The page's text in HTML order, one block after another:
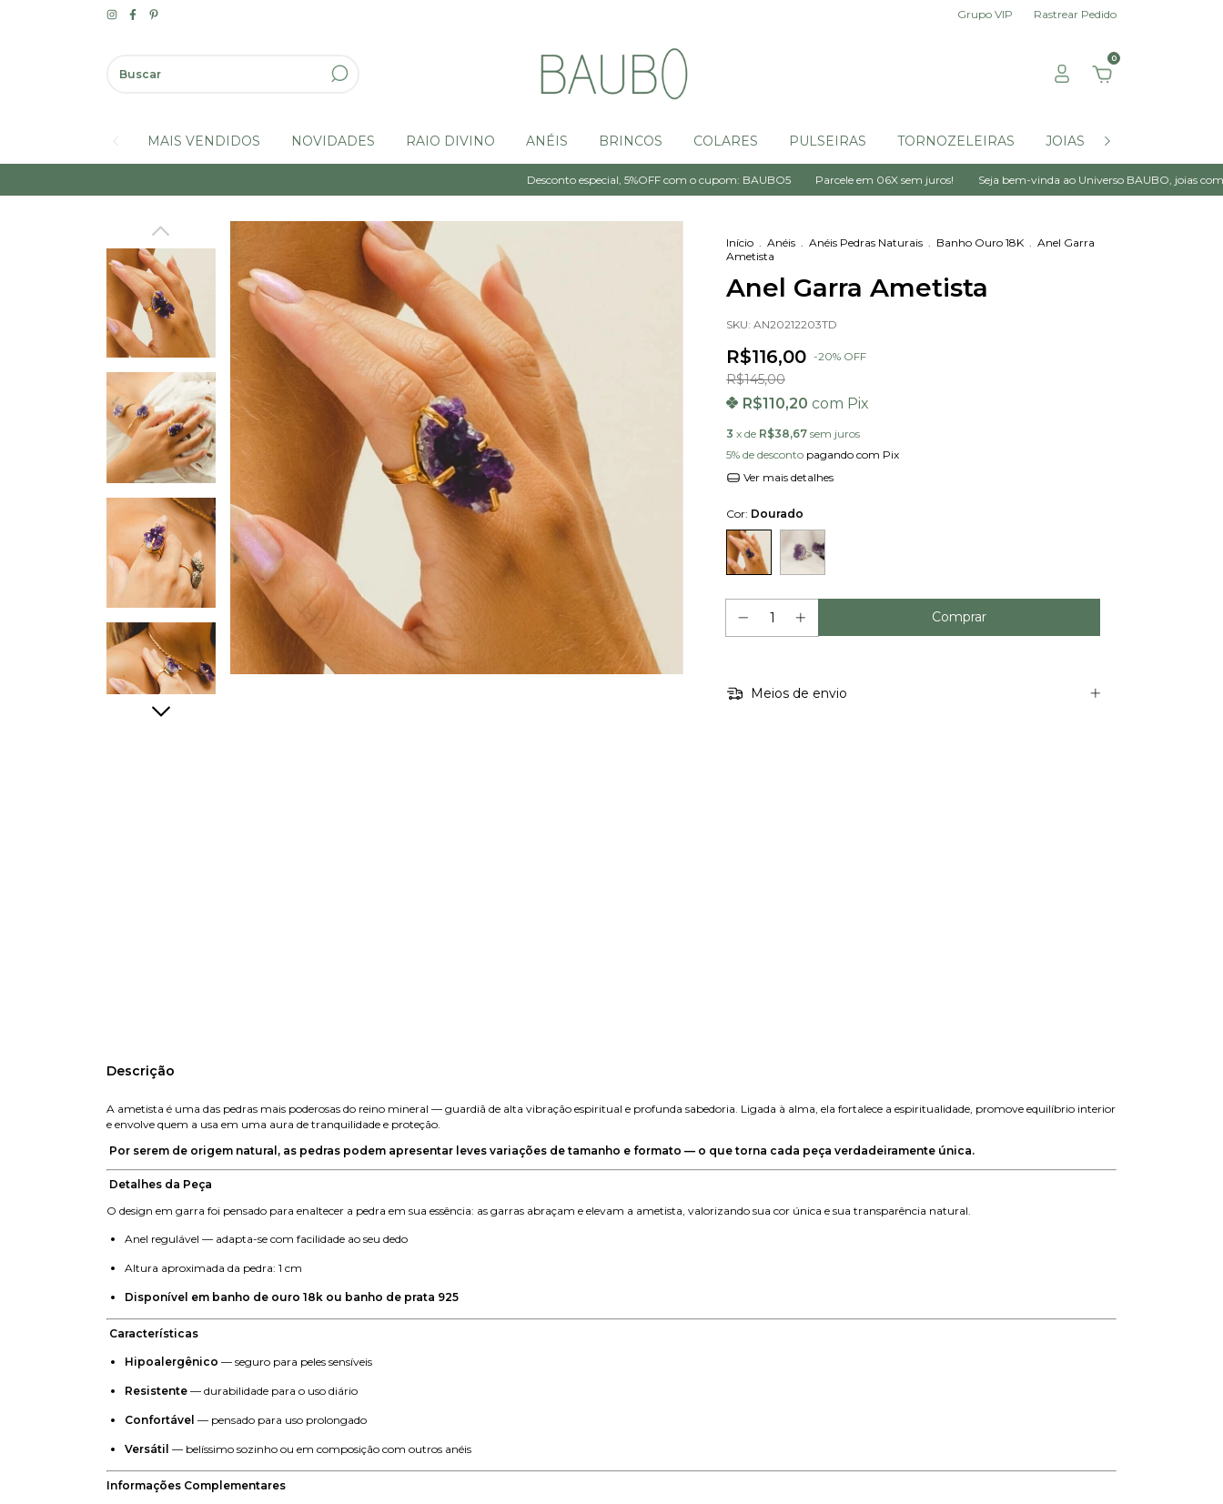
Grupo VIP Rastrear Pedido
0
MAIS VENDIDOS NOVIDADES RAIO DIVINO ANÉIS BRINCOS COLARES PULSEIRAS TORNOZELEIRAS JOIAS POR ATÉ $99,00
Desconto especial, 5%OFF com o cupom: BAUBO5 Parcele em 06X sem juros! Seja bem-vinda ao Universo BAUBO, joias com energia!
Início . Anéis . Anéis Pedras Naturais . Banho Ouro 18K . Anel Garra
Ametista
Anel Garra Ametista
SKU: AN20212203TD
R$116,00 -20% OFF
R$145,00
R$110,20 com Pix
3 x de R$38,67 sem juros
5% de desconto pagando com Pix
Ver mais detalhes
Cor: Dourado
Meios de envio
Descrição
A ametista é uma das pedras mais poderosas do reino mineral — guardiã de alta vibração espiritual e profunda sabedoria. Ligada à alma, ela fortalece a espiritualidade, promove equilíbrio interior
e envolve quem a usa em uma aura de tranquilidade e proteção.
Por serem de origem natural, as pedras podem apresentar leves variações de tamanho e formato — o que torna cada peça verdadeiramente única.
Detalhes da Peça
O design em garra foi pensado para enaltecer a pedra em sua essência: as garras abraçam e elevam a ametista, valorizando sua cor única e sua transparência natural.
Anel regulável — adapta-se com facilidade ao seu dedo
Altura aproximada da pedra: 1 cm
Disponível em banho de ouro 18k ou banho de prata 925
Características
Hipoalergênico — seguro para peles sensíveis
Resistente — durabilidade para o uso diário
Confortável — pensado para uso prolongado
Versátil — belíssimo sozinho ou em composição com outros anéis
Informações Complementares